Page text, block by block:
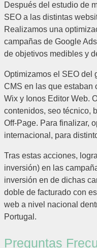
Después del estudio de
SEO a las distintas
Realizamos una
campañas de Google
de objetivos medibles y
Optimizamos el SEO del
CMS en las que estaban
Wix y Ionos Editor Web.
contenidos, seo técnico,
Off-Page. Para finalizar,
internacional, para
Tras estas acciones,
inversión) en las
inversión en de dichas
doble de facturado con
web a nivel nacional
Portugal.
Preguntas